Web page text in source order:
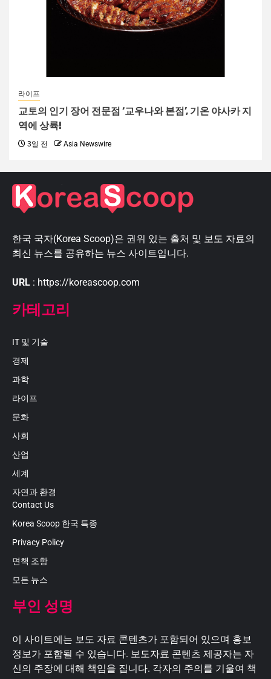
라이프
교토의 인기 장어 전문점 ‘교우나와 본점’, 기온 야사카 지
역에 상륙!
3일 전 Asia Newswire
한국 국자(Korea Scoop)은 권위 있는 출처 및 보도 자료의
최신 뉴스를 공유하는 뉴스 사이트입니다.
URL : https://koreascoop.com
카테고리
IT 및 기술
경제
과학
라이프
문화
사회
산업
세계
자연과 환경
Contact Us
Korea Scoop 한국 특종
Privacy Policy
면책 조항
모든 뉴스
부인 성명
이 사이트에는 보도 자료 콘텐츠가 포함되어 있으며 홍보
정보가 포함될 수 있습니다. 보도자료 콘텐츠 제공자는 자
신의 주장에 대해 책임을 집니다. 각자의 주의를 기울여 책